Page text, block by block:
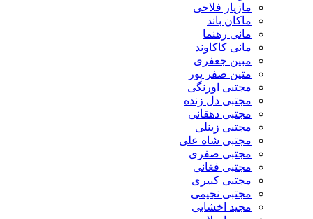
مازیار فلاحی
ماکان باند
مانی رهنما
مانی کاکاوند
مبین جعفری
متین صفر پور
مجتبی اورنگی
مجتبی دل زنده
مجتبی دهقانی
مجتبی زینلی
مجتبی شاه علی
مجتبی صفری
مجتبی فغانی
مجتبی کبیری
مجتبی نجیمی
مجید اخشابی